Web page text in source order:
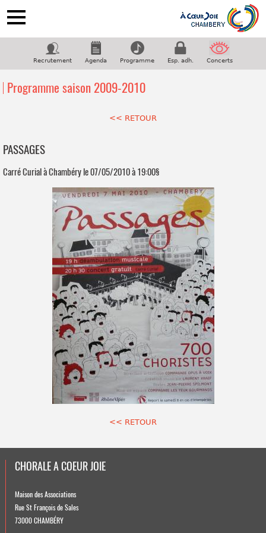
ACCUEIL
NOTRE CHORALE
COUPS DE COEUR
GALERIE
Recrutement Agenda Programme Esp. adh. Concerts
Programme saison 2009-2010
<< RETOUR
PASSAGES
Carré Curial à Chambéry le 07/05/2010 à 19:00§
<< RETOUR
CHORALE A COEUR JOIE
Maison des Associations
Rue St François de Sales
73000 CHAMBÉRY